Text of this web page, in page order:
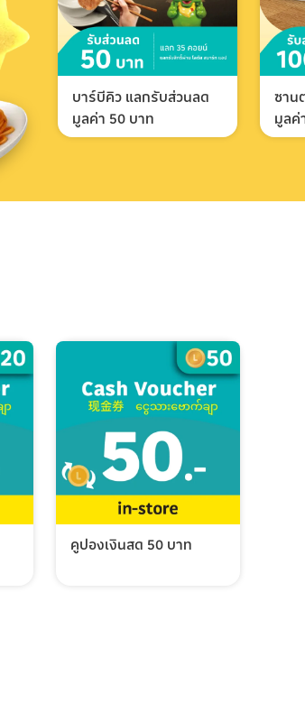
บาร์บีคิว แลกรับส่วนลด
มูลค่า 50 บาท
ซาน
มูลค่
คูปองเงินสด 50 บาท